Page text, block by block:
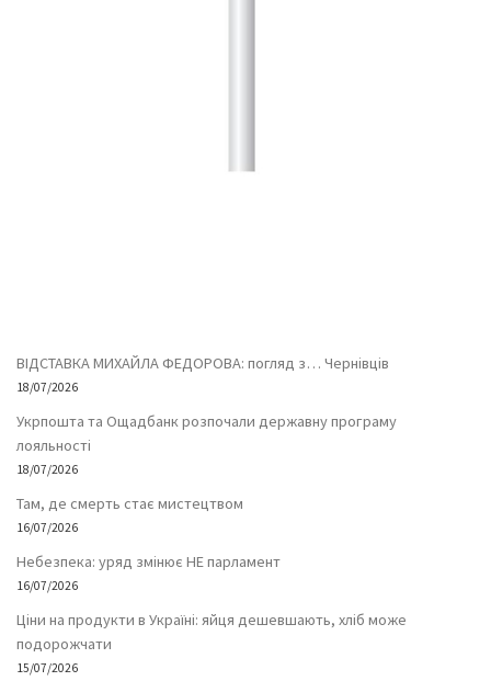
ВІДСТАВКА МИХАЙЛА ФЕДОРОВА: погляд з… Чернівців
18/07/2026
Укрпошта та Ощадбанк розпочали державну програму
лояльності
18/07/2026
Там, де смерть стає мистецтвом
16/07/2026
Небезпека: уряд змінює НЕ парламент
16/07/2026
Ціни на продукти в Україні: яйця дешевшають, хліб може
подорожчати
15/07/2026